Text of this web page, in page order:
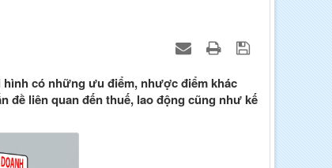
có những ưu điểm, nhược điểm khác
đề liên quan đến thuế, lao động cũng như kế